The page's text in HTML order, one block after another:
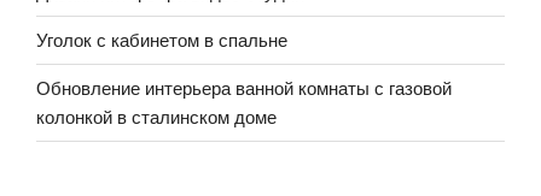
Уголок с кабинетом в спальне
Обновление интерьера ванной комнаты с газовой
колонкой в сталинском доме